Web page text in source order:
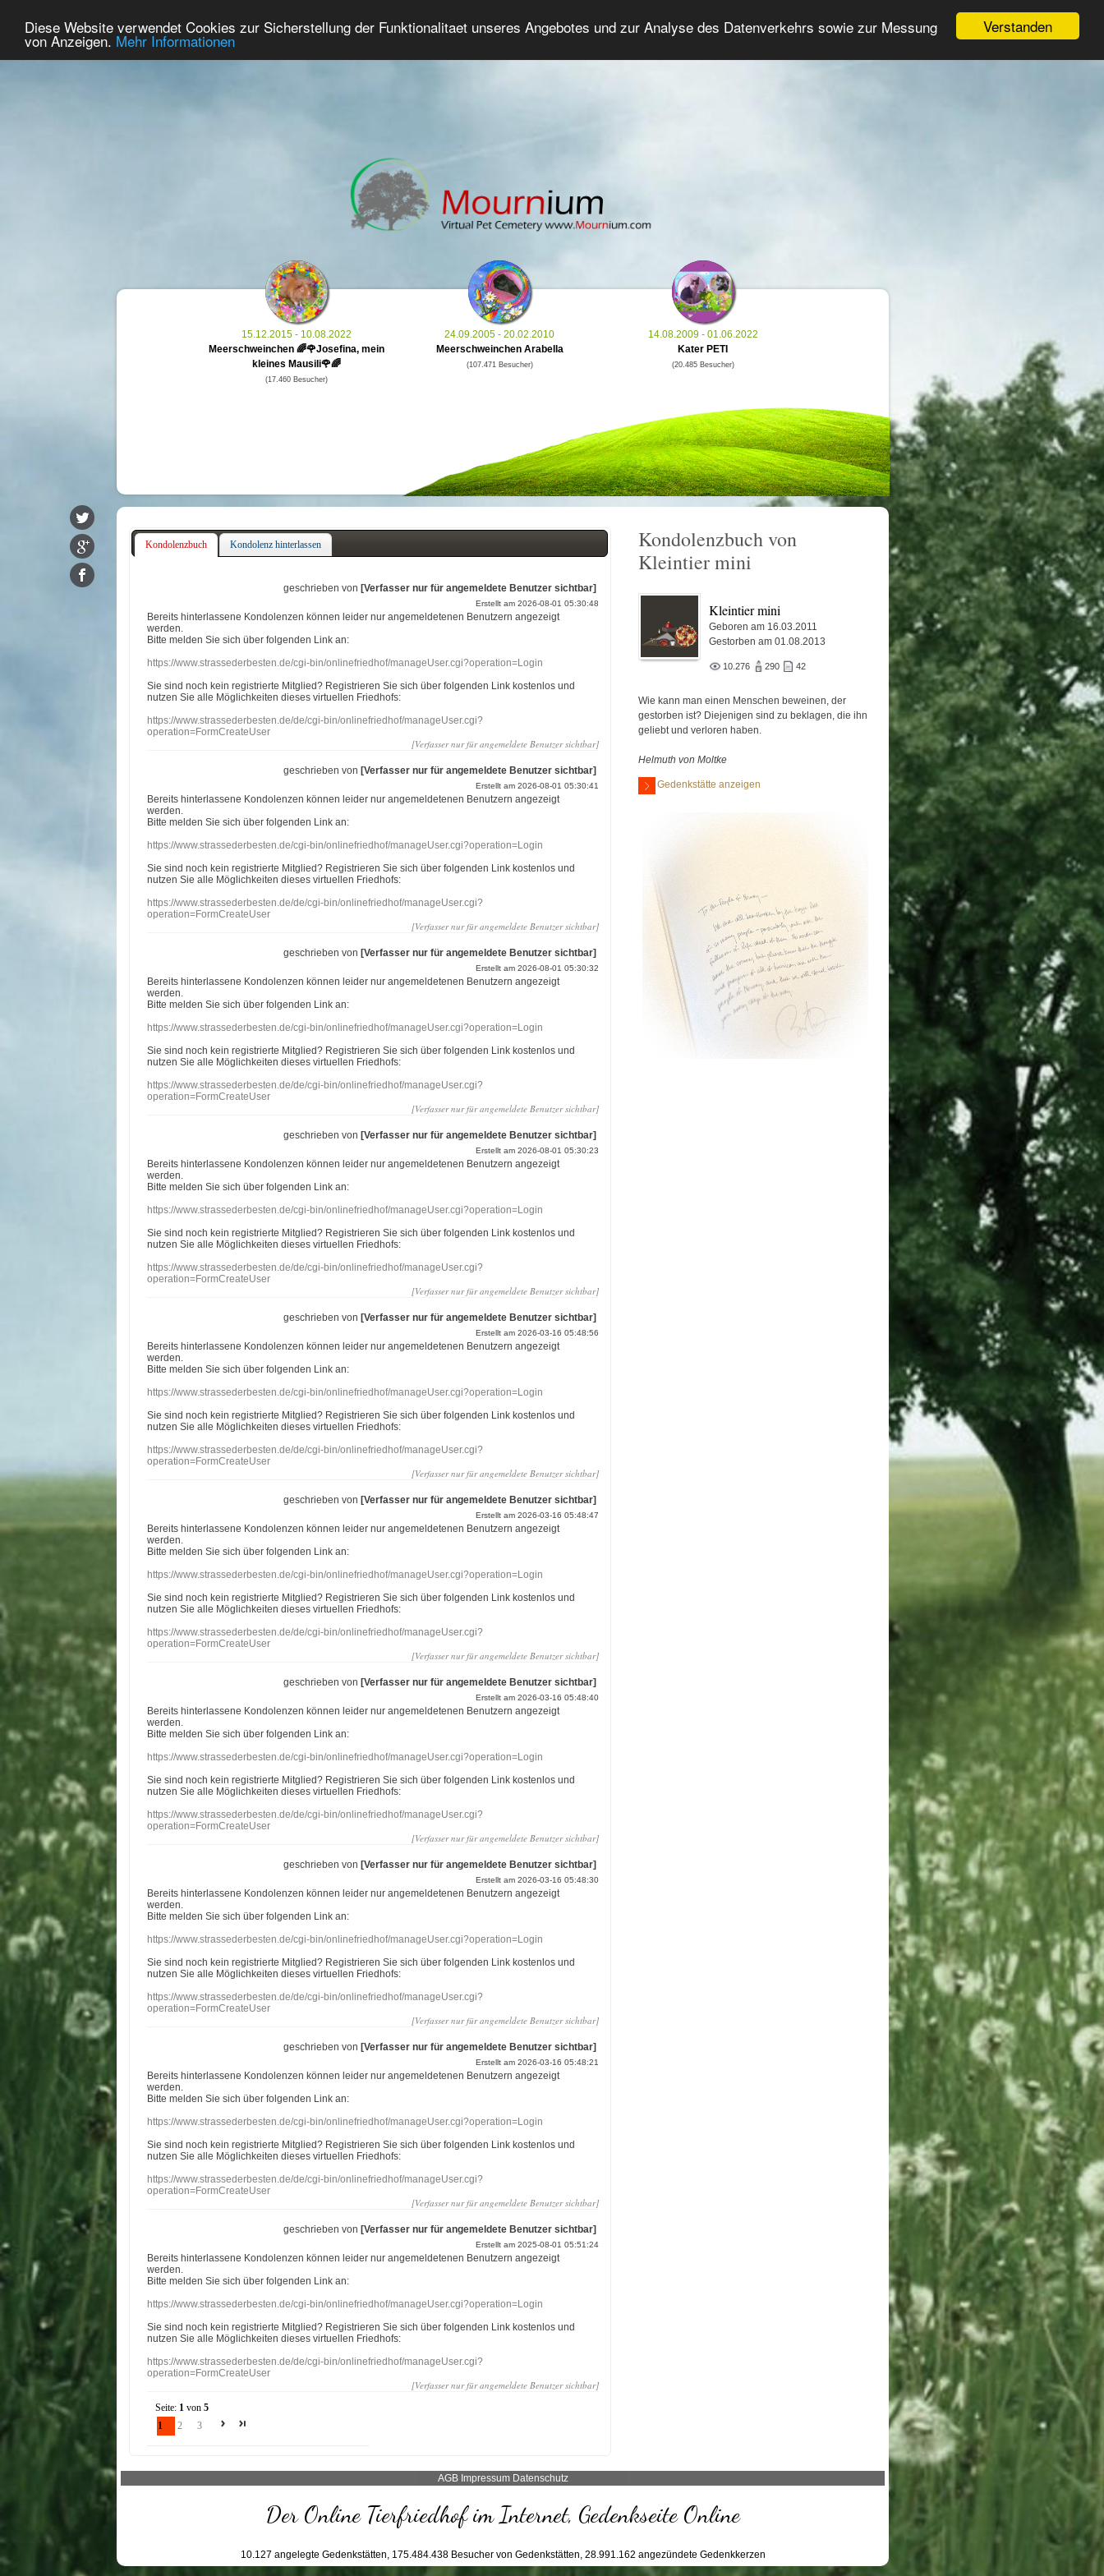
Verstanden
Diese Website verwendet Cookies zur Sicherstellung der Funktionalitaet unseres Angebotes und zur Analyse des Datenverkehrs sowie zur Messung
von Anzeigen. Mehr Informationen
Home Premium Gedenken Tierforum Erweiterte Suche Anmelden
15.12.2015 - 10.08.2022
Meerschweinchen 🌈🌹Josefina, mein
kleines Mausili🌹🌈
(17.460 Besucher)
24.09.2005 - 20.02.2010
Meerschweinchen Arabella
(107.471 Besucher)
14.08.2009 - 01.06.2022
Kater PETI
(20.485 Besucher)
Kondolenzbuch Kondolenz hinterlassen
geschrieben von [Verfasser nur für angemeldete Benutzer sichtbar]
Erstellt am 2026-08-01 05:30:48
Bereits hinterlassene Kondolenzen können leider nur angemeldetenen Benutzern angezeigt
werden.
Bitte melden Sie sich über folgenden Link an:
https://www.strassederbesten.de/cgi-bin/onlinefriedhof/manageUser.cgi?operation=Login
Sie sind noch kein registrierte Mitglied? Registrieren Sie sich über folgenden Link kostenlos und
nutzen Sie alle Möglichkeiten dieses virtuellen Friedhofs:
https://www.strassederbesten.de/de/cgi-bin/onlinefriedhof/manageUser.cgi?
operation=FormCreateUser
[Verfasser nur für angemeldete Benutzer sichtbar]
geschrieben von [Verfasser nur für angemeldete Benutzer sichtbar]
Erstellt am 2026-08-01 05:30:41
Bereits hinterlassene Kondolenzen können leider nur angemeldetenen Benutzern angezeigt
werden.
Bitte melden Sie sich über folgenden Link an:
https://www.strassederbesten.de/cgi-bin/onlinefriedhof/manageUser.cgi?operation=Login
Sie sind noch kein registrierte Mitglied? Registrieren Sie sich über folgenden Link kostenlos und
nutzen Sie alle Möglichkeiten dieses virtuellen Friedhofs:
https://www.strassederbesten.de/de/cgi-bin/onlinefriedhof/manageUser.cgi?
operation=FormCreateUser
[Verfasser nur für angemeldete Benutzer sichtbar]
geschrieben von [Verfasser nur für angemeldete Benutzer sichtbar]
Erstellt am 2026-08-01 05:30:32
Bereits hinterlassene Kondolenzen können leider nur angemeldetenen Benutzern angezeigt
werden.
Bitte melden Sie sich über folgenden Link an:
https://www.strassederbesten.de/cgi-bin/onlinefriedhof/manageUser.cgi?operation=Login
Sie sind noch kein registrierte Mitglied? Registrieren Sie sich über folgenden Link kostenlos und
nutzen Sie alle Möglichkeiten dieses virtuellen Friedhofs:
https://www.strassederbesten.de/de/cgi-bin/onlinefriedhof/manageUser.cgi?
operation=FormCreateUser
[Verfasser nur für angemeldete Benutzer sichtbar]
geschrieben von [Verfasser nur für angemeldete Benutzer sichtbar]
Erstellt am 2026-08-01 05:30:23
Bereits hinterlassene Kondolenzen können leider nur angemeldetenen Benutzern angezeigt
werden.
Bitte melden Sie sich über folgenden Link an:
https://www.strassederbesten.de/cgi-bin/onlinefriedhof/manageUser.cgi?operation=Login
Sie sind noch kein registrierte Mitglied? Registrieren Sie sich über folgenden Link kostenlos und
nutzen Sie alle Möglichkeiten dieses virtuellen Friedhofs:
https://www.strassederbesten.de/de/cgi-bin/onlinefriedhof/manageUser.cgi?
operation=FormCreateUser
[Verfasser nur für angemeldete Benutzer sichtbar]
geschrieben von [Verfasser nur für angemeldete Benutzer sichtbar]
Erstellt am 2026-03-16 05:48:56
Bereits hinterlassene Kondolenzen können leider nur angemeldetenen Benutzern angezeigt
werden.
Bitte melden Sie sich über folgenden Link an:
https://www.strassederbesten.de/cgi-bin/onlinefriedhof/manageUser.cgi?operation=Login
Sie sind noch kein registrierte Mitglied? Registrieren Sie sich über folgenden Link kostenlos und
nutzen Sie alle Möglichkeiten dieses virtuellen Friedhofs:
https://www.strassederbesten.de/de/cgi-bin/onlinefriedhof/manageUser.cgi?
operation=FormCreateUser
[Verfasser nur für angemeldete Benutzer sichtbar]
geschrieben von [Verfasser nur für angemeldete Benutzer sichtbar]
Erstellt am 2026-03-16 05:48:47
Bereits hinterlassene Kondolenzen können leider nur angemeldetenen Benutzern angezeigt
werden.
Bitte melden Sie sich über folgenden Link an:
https://www.strassederbesten.de/cgi-bin/onlinefriedhof/manageUser.cgi?operation=Login
Sie sind noch kein registrierte Mitglied? Registrieren Sie sich über folgenden Link kostenlos und
nutzen Sie alle Möglichkeiten dieses virtuellen Friedhofs:
https://www.strassederbesten.de/de/cgi-bin/onlinefriedhof/manageUser.cgi?
operation=FormCreateUser
[Verfasser nur für angemeldete Benutzer sichtbar]
geschrieben von [Verfasser nur für angemeldete Benutzer sichtbar]
Erstellt am 2026-03-16 05:48:40
Bereits hinterlassene Kondolenzen können leider nur angemeldetenen Benutzern angezeigt
werden.
Bitte melden Sie sich über folgenden Link an:
https://www.strassederbesten.de/cgi-bin/onlinefriedhof/manageUser.cgi?operation=Login
Sie sind noch kein registrierte Mitglied? Registrieren Sie sich über folgenden Link kostenlos und
nutzen Sie alle Möglichkeiten dieses virtuellen Friedhofs:
https://www.strassederbesten.de/de/cgi-bin/onlinefriedhof/manageUser.cgi?
operation=FormCreateUser
[Verfasser nur für angemeldete Benutzer sichtbar]
geschrieben von [Verfasser nur für angemeldete Benutzer sichtbar]
Erstellt am 2026-03-16 05:48:30
Bereits hinterlassene Kondolenzen können leider nur angemeldetenen Benutzern angezeigt
werden.
Bitte melden Sie sich über folgenden Link an:
https://www.strassederbesten.de/cgi-bin/onlinefriedhof/manageUser.cgi?operation=Login
Sie sind noch kein registrierte Mitglied? Registrieren Sie sich über folgenden Link kostenlos und
nutzen Sie alle Möglichkeiten dieses virtuellen Friedhofs:
https://www.strassederbesten.de/de/cgi-bin/onlinefriedhof/manageUser.cgi?
operation=FormCreateUser
[Verfasser nur für angemeldete Benutzer sichtbar]
geschrieben von [Verfasser nur für angemeldete Benutzer sichtbar]
Erstellt am 2026-03-16 05:48:21
Bereits hinterlassene Kondolenzen können leider nur angemeldetenen Benutzern angezeigt
werden.
Bitte melden Sie sich über folgenden Link an:
https://www.strassederbesten.de/cgi-bin/onlinefriedhof/manageUser.cgi?operation=Login
Sie sind noch kein registrierte Mitglied? Registrieren Sie sich über folgenden Link kostenlos und
nutzen Sie alle Möglichkeiten dieses virtuellen Friedhofs:
https://www.strassederbesten.de/de/cgi-bin/onlinefriedhof/manageUser.cgi?
operation=FormCreateUser
[Verfasser nur für angemeldete Benutzer sichtbar]
geschrieben von [Verfasser nur für angemeldete Benutzer sichtbar]
Erstellt am 2025-08-01 05:51:24
Bereits hinterlassene Kondolenzen können leider nur angemeldetenen Benutzern angezeigt
werden.
Bitte melden Sie sich über folgenden Link an:
https://www.strassederbesten.de/cgi-bin/onlinefriedhof/manageUser.cgi?operation=Login
Sie sind noch kein registrierte Mitglied? Registrieren Sie sich über folgenden Link kostenlos und
nutzen Sie alle Möglichkeiten dieses virtuellen Friedhofs:
https://www.strassederbesten.de/de/cgi-bin/onlinefriedhof/manageUser.cgi?
operation=FormCreateUser
[Verfasser nur für angemeldete Benutzer sichtbar]
Seite: 1 von5
1
2 3
Kondolenzbuch von
Kleintier mini
Kleintier mini
Geboren am 16.03.2011
Gestorben am 01.08.2013
10.276 290 42
Wie kann man einen Menschen beweinen, der
gestorben ist? Diejenigen sind zu beklagen, die ihn
geliebt und verloren haben.
Helmuth von Moltke
Gedenkstätte anzeigen
AGB Impressum Datenschutz
Der Online Tierfriedhof im Internet, Gedenkseite Online
10.127 angelegte Gedenkstätten, 175.484.438Besucher von Gedenkstätten, 28.991.162 angezündete Gedenkkerzen